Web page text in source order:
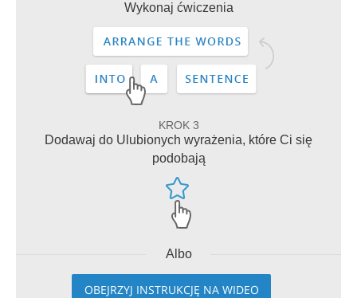
Wykonaj ćwiczenia
KROK 3
Dodawaj do Ulubionych wyrażenia, które Ci się
podobają
Albo
OBEJRZYJ INSTRUKCJĘ NA WIDEO